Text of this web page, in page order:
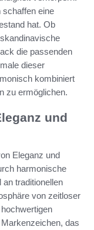
schaffen eine
hat. Ob
die passenden
dieser
kombiniert
zu ermöglichen.
und
Eleganz und
harmonische
an traditionellen
von zeitloser
das